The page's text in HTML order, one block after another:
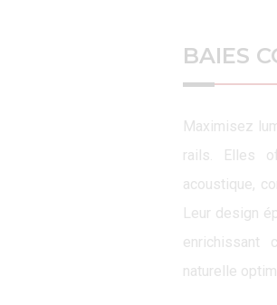
BAIES
Maximisez
rails. Elles
acoustique,
Leur design
enrichissant
naturelle